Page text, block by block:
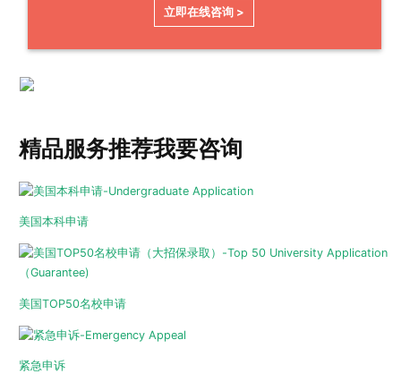
立即在线咨询 >
精品服务推荐我要咨询
美国本科申请
美国TOP50名校申请
紧急申诉